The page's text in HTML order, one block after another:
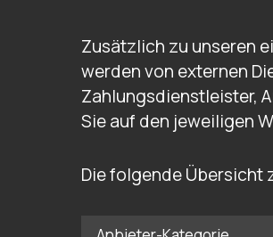
Zusätzlich zu unseren
werden von externen
Zahlungsdienstleister,
Sie auf den jeweiligen
Die folgende